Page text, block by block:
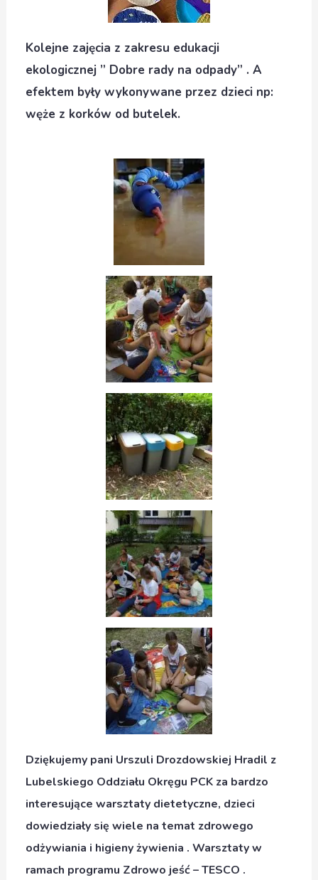
Kolejne zajęcia z zakresu edukacji
ekologicznej ” Dobre rady na odpady” . A
efektem były wykonywane przez dzieci np:
węże z korków od butelek.
Dziękujemy pani Urszuli Drozdowskiej Hradil z
Lubelskiego Oddziału Okręgu PCK za bardzo
interesujące warsztaty dietetyczne, dzieci
dowiedziały się wiele na temat zdrowego
odżywiania i higieny żywienia . Warsztaty w
ramach programu Zdrowo jeść – TESCO .